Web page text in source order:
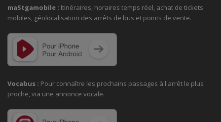
maStgamobile : Itinéraires, horaires temps réel, achat de tickets
mobiles, géolocalisation des arrêts de bus et points de vente.
Vocabus : Pour connaître les prochains passages à l'arrêt le plus
proche, via une annonce vocale.